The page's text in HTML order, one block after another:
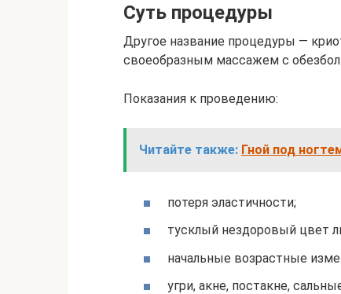
Суть процедуры
Другое название процедуры —
своеобразным массажем с
Показания к проведению:
Читайте также: Гной под
потеря эластичности;
тусклый нездоровый цвет
начальные возрастные
угри, акне, постакне,